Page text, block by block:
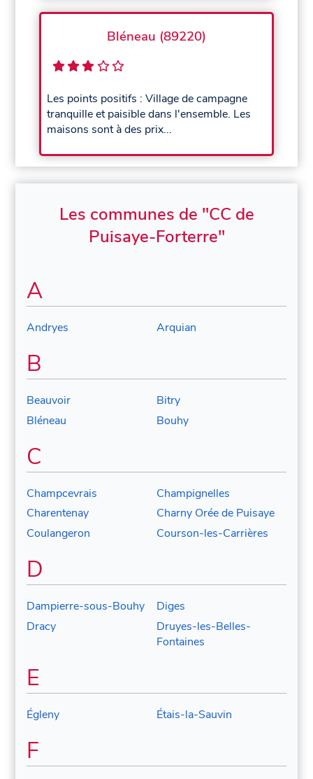
Bléneau (89220)
Les points positifs : Village de campagne
tranquille et paisible dans l'ensemble. Les
maisons sont à des prix...
Les communes de "CC de
Puisaye-Forterre"
A
Andryes Arquian
B
Beauvoir
Bitry
Bléneau
Bouhy
C
Champcevrais
Champignelles
Charentenay
Charny Orée de Puisaye
Coulangeron
Courson-les-Carrières
D
Dampierre-sous-Bouhy
Diges
Dracy
Druyes-les-Belles-
Fontaines
E
Égleny Étais-la-Sauvin
F